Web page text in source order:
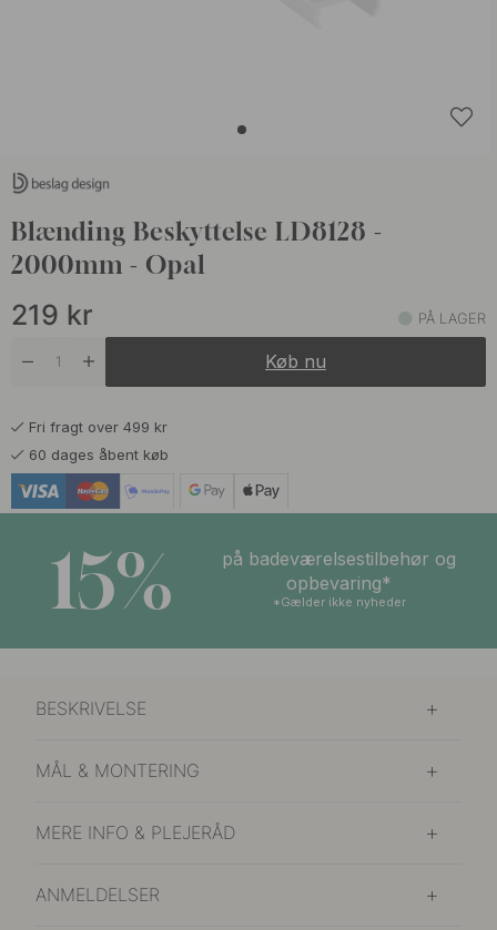
Blænding Beskyttelse LD8128 -
2000mm - Opal
219 kr PÅ LAGER
Køb nu
Fri fragt over 499 kr
60 dages åbent køb
15%
på badeværelsestilbehør og
opbevaring*
*Gælder ikke nyheder
BESKRIVELSE
MÅL & MONTERING
MERE INFO & PLEJERÅD
ANMELDELSER